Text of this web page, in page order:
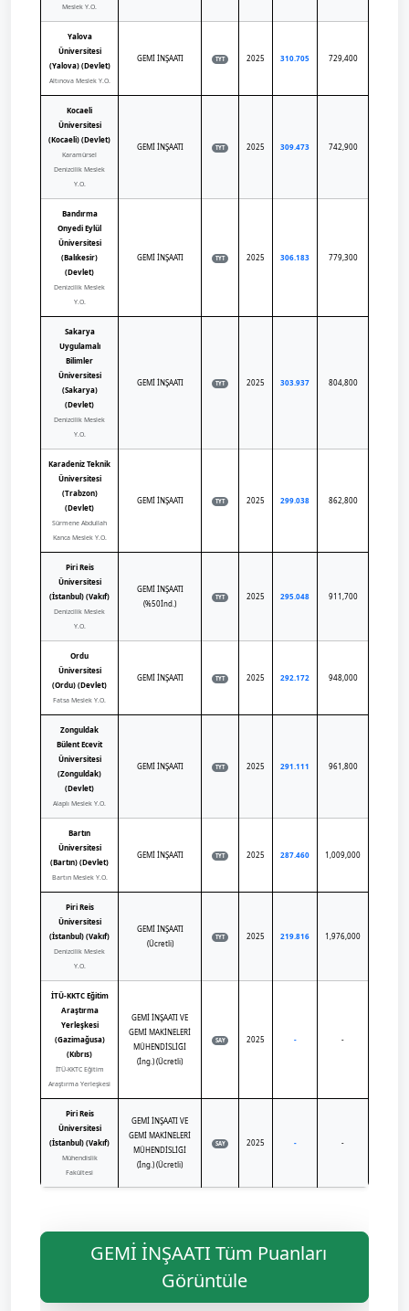
Meslek Y.O.
Yalova
Üniversitesi
(Yalova) (Devlet)
Altınova Meslek Y.O.
GEMİ İNŞAATI TYT 2025 310.705 729,400
Kocaeli
Üniversitesi
(Kocaeli) (Devlet)
Karamürsel
Denizcilik Meslek
Y.O.
GEMİ İNŞAATI TYT 2025 309.473 742,900
Bandırma
Onyedi Eylül
Üniversitesi
(Balıkesir)
(Devlet)
Denizcilik Meslek
Y.O.
GEMİ İNŞAATI TYT 2025 306.183 779,300
Sakarya
Uygulamalı
Bilimler
Üniversitesi
(Sakarya)
(Devlet)
Denizcilik Meslek
Y.O.
GEMİ İNŞAATI TYT 2025 303.937 804,800
Karadeniz Teknik
Üniversitesi
(Trabzon)
(Devlet)
Sürmene Abdullah
Kanca Meslek Y.O.
GEMİ İNŞAATI TYT 2025 299.038 862,800
Piri Reis
Üniversitesi
(İstanbul) (Vakıf)
Denizcilik Meslek
Y.O.
GEMİ İNŞAATI
(%50İnd.)
TYT 2025 295.048 911,700
Ordu
Üniversitesi
(Ordu) (Devlet)
Fatsa Meslek Y.O.
GEMİ İNŞAATI TYT 2025 292.172 948,000
Zonguldak
Bülent Ecevit
Üniversitesi
(Zonguldak)
(Devlet)
Alaplı Meslek Y.O.
GEMİ İNŞAATI TYT 2025 291.111 961,800
Bartın
Üniversitesi
(Bartın) (Devlet)
Bartın Meslek Y.O.
GEMİ İNŞAATI TYT 2025 287.460 1,009,000
Piri Reis
Üniversitesi
(İstanbul) (Vakıf)
Denizcilik Meslek
Y.O.
GEMİ İNŞAATI
(Ücretli)
TYT 2025 219.816 1,976,000
İTÜ-KKTC Eğitim
Araştırma
Yerleşkesi
(Gazimağusa)
(Kıbrıs)
İTÜ-KKTC Eğitim
Araştırma Yerleşkesi
GEMİ İNŞAATI VE
GEMİ MAKİNELERİ
MÜHENDİSLİĞİ
(İng.) (Ücretli)
SAY 2025 - -
Piri Reis
Üniversitesi
(İstanbul) (Vakıf)
Mühendislik
Fakültesi
GEMİ İNŞAATI VE
GEMİ MAKİNELERİ
MÜHENDİSLİĞİ
(İng.) (Ücretli)
SAY 2025 - -
GEMİ İNŞAATI Tüm Puanları
Görüntüle